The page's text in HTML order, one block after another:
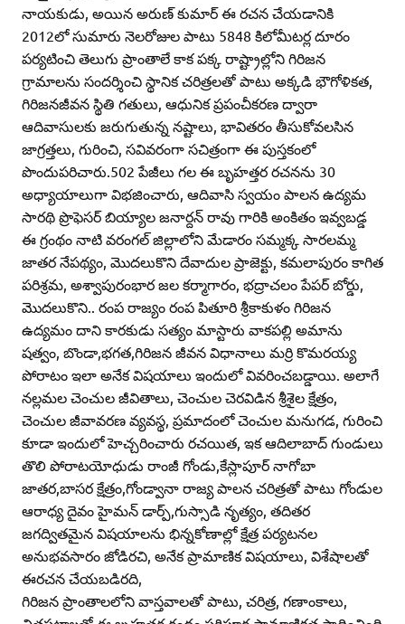
నాయకుడు, అయిన అరుణ్‌ కుమార్‌ ఈ రచన చేయడానికి
2012లో సుమారు నెలరోజుల పాటు 5848 కిలోమీటర్ల దూరం
పర్యటించి తెలుగు ప్రాంతాలే కాక పక్క రాష్ట్రాల్లోని గిరిజన
గ్రామాలను సందర్శించి స్థానిక చరిత్రలతో పాటు అక్కడి భౌగోళికత,
గిరిజనజీవన స్థితి గతులు, ఆధునిక ప్రపంచీకరణ ద్వారా
ఆదివాసులకు జరుగుతున్న నష్టాలు, భావితరం తీసుకోవలసిన
జాగ్రత్తలు, గురించి, సవివరంగా సచిత్రంగా ఈ పుస్తకంలో
పొందుపరిచారు.502 పేజీలు గల ఈ బృహత్తర రచనను 30
అధ్యాయాలుగా విభజించారు, ఆదివాసి స్వయం పాలన ఉద్యమ
సారథి ప్రొఫెసర్‌ బియ్యాల జనార్దన్‌ రావు గారికి అంకితం ఇవ్వబడ్డ
ఈ గ్రంథం నాటి వరంగల్‌ జిల్లాలోని మేడారం సమ్మక్క సారలమ్మ
జాతర నేపథ్యం, మొదలుకొని దేవాదుల ప్రాజెక్టు, కమలాపురం కాగిత
పరిశ్రమ, అశ్వాపురంభార జల కర్మాగారం, భద్రాచలం పేపర్‌ బోర్డు,
మొదలుకొని.. రంప రాజ్యం రంప పితూరి శ్రీకాకుళం గిరిజన
ఉద్యమం దాని కారకుడు సత్యం మాస్టారు వాకపల్లి అమాను
షత్వం, బొండా,భగత,గిరిజన జీవన విధానాలు మర్రి కొమరయ్య
పోరాటం ఇలా అనేక విషయాలు ఇందులో వివరించబడ్డాయి. అలాగే
నల్లమల చెంచుల జీవితాలు, చెంచుల చెరవిడిన శ్రీశైల క్షేత్రం,
చెంచుల జీవావరణ వ్యవస్థ, ప్రమాదంలో చెంచుల మనుగడ, గురించి
కూడా ఇందులో హెచ్చరించారు రచయిత, ఇక ఆదిలాబాద్‌ గుండులు
తొలి పోరాటయోధుడు రాంజీ గోండు,కేస్లాపూర్‌ నాగోబా
జాతర,బాసర క్షేత్రం,గోండ్వానా రాజ్య పాలన చరిత్రతో పాటు గోండుల
ఆరాధ్య దైవం హైమన్‌ డార్ప్‌,గుస్సాడి నృత్యం, తదితర
జగద్వితమైన విషయాలను భిన్నకోణాల్లో క్షేత్ర పర్యటనల
అనుభవసారం జోడిరచి, అనేక ప్రామాణిక విషయాలు, విశేషాలతో
ఈరచన చేయబడిరది,
గిరిజన ప్రాంతాలలోని వాస్తవాలతో పాటు, చరిత్ర, గణాంకాలు,